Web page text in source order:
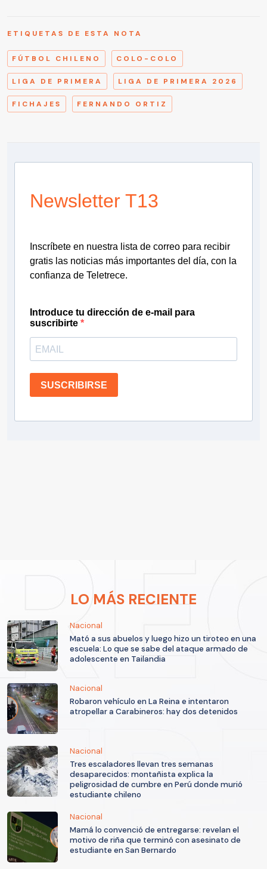
ETIQUETAS DE ESTA NOTA
FÚTBOL CHILENO COLO-COLO
LIGA DE PRIMERA LIGA DE PRIMERA 2026
FICHAJES FERNANDO ORTIZ
Newsletter T13
Inscríbete en nuestra lista de correo para recibir
gratis las noticias más importantes del día, con la
confianza de Teletrece.
Introduce tu dirección de e-mail para
suscribirte
SUSCRIBIRSE
LO MÁS RECIENTE
Nacional
Mató a sus abuelos y luego hizo un tiroteo en una
escuela: Lo que se sabe del ataque armado de
adolescente en Tailandia
Nacional
Robaron vehículo en La Reina e intentaron
atropellar a Carabineros: hay dos detenidos
Nacional
Tres escaladores llevan tres semanas
desaparecidos: montañista explica la
peligrosidad de cumbre en Perú donde murió
estudiante chileno
Nacional
Mamá lo convenció de entregarse: revelan el
motivo de riña que terminó con asesinato de
estudiante en San Bernardo